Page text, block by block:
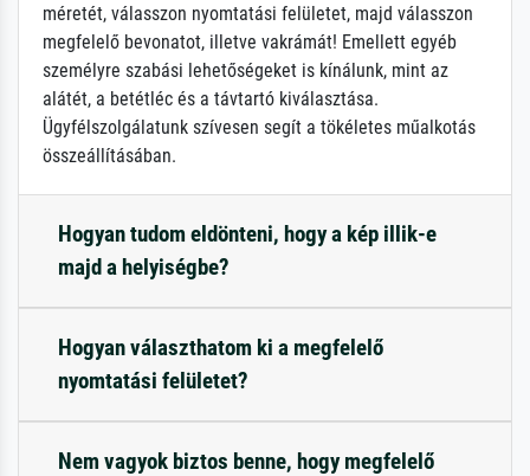
méretét, válasszon nyomtatási felületet, majd válasszon
megfelelő bevonatot, illetve vakrámát! Emellett egyéb
személyre szabási lehetőségeket is kínálunk, mint az
alátét, a betétléc és a távtartó kiválasztása.
Ügyfélszolgálatunk szívesen segít a tökéletes műalkotás
összeállításában.
Hogyan tudom eldönteni, hogy a kép illik-e
majd a helyiségbe?
Hogyan választhatom ki a megfelelő
nyomtatási felületet?
Nem vagyok biztos benne, hogy megfelelő